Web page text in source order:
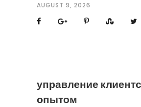
AUGUST 9, 2026
управление
опытом